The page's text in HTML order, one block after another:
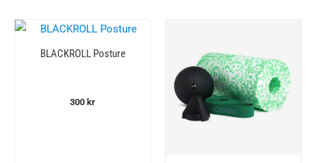
BLACKROLL Posture
300 kr